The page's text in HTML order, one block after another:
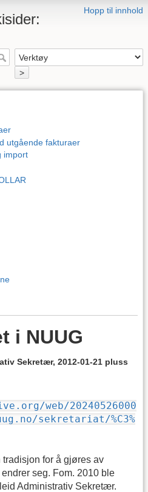
Hopp til innhold
>
utgående fakturaer
import
i NUUG
Sekretær, 2012-01-21 pluss
web/20240526000
sekretariat/%C3%
for å gjøres av
seg. Fom. 2010 ble
Administrativ Sekretær.